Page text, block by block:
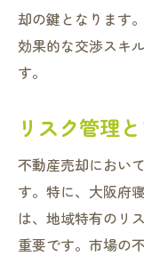
却の鍵となります
効果的な交渉スキ
す。
リスク管理
不動産売却におい
す。特に、大阪府
は、地域特有のリ
重要です。市場の